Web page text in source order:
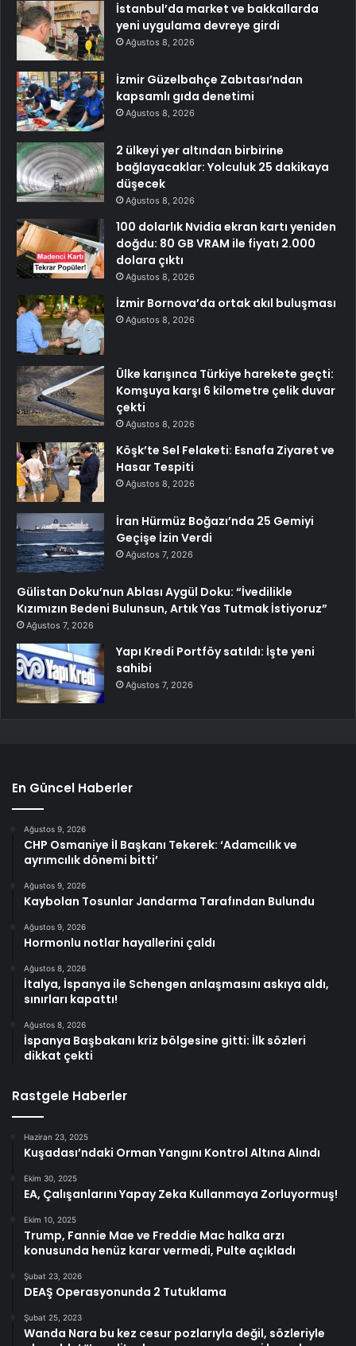
İstanbul’da market ve bakkallarda
yeni uygulama devreye girdi
Ağustos 8, 2026
İzmir Güzelbahçe Zabıtası’ndan
kapsamlı gıda denetimi
Ağustos 8, 2026
2 ülkeyi yer altından birbirine
bağlayacaklar: Yolculuk 25 dakikaya
düşecek
Ağustos 8, 2026
100 dolarlık Nvidia ekran kartı yeniden
doğdu: 80 GB VRAM ile fiyatı 2.000
dolara çıktı
Ağustos 8, 2026
İzmir Bornova’da ortak akıl buluşması
Ağustos 8, 2026
Ülke karışınca Türkiye harekete geçti:
Komşuya karşı 6 kilometre çelik duvar
çekti
Ağustos 8, 2026
Köşk’te Sel Felaketi: Esnafa Ziyaret ve
Hasar Tespiti
Ağustos 8, 2026
İran Hürmüz Boğazı’nda 25 Gemiyi
Geçişe İzin Verdi
Ağustos 7, 2026
Gülistan Doku’nun Ablası Aygül Doku: “İvedilikle
Kızımızın Bedeni Bulunsun, Artık Yas Tutmak İstiyoruz”
Ağustos 7, 2026
Yapı Kredi Portföy satıldı: İşte yeni
sahibi
Ağustos 7, 2026
En Güncel Haberler
Ağustos 9, 2026
CHP Osmaniye İl Başkanı Tekerek: ‘Adamcılık ve
ayrımcılık dönemi bitti’
Ağustos 9, 2026
Kaybolan Tosunlar Jandarma Tarafından Bulundu
Ağustos 9, 2026
Hormonlu notlar hayallerini çaldı
Ağustos 8, 2026
İtalya, İspanya ile Schengen anlaşmasını askıya aldı,
sınırları kapattı!
Ağustos 8, 2026
İspanya Başbakanı kriz bölgesine gitti: İlk sözleri
dikkat çekti
Rastgele Haberler
Haziran 23, 2025
Kuşadası’ndaki Orman Yangını Kontrol Altına Alındı
Ekim 30, 2025
EA, Çalışanlarını Yapay Zeka Kullanmaya Zorluyormuş!
Ekim 10, 2025
Trump, Fannie Mae ve Freddie Mac halka arzı
konusunda henüz karar vermedi, Pulte açıkladı
Şubat 23, 2026
DEAŞ Operasyonunda 2 Tutuklama
Şubat 25, 2023
Wanda Nara bu kez cesur pozlarıyla değil, sözleriyle